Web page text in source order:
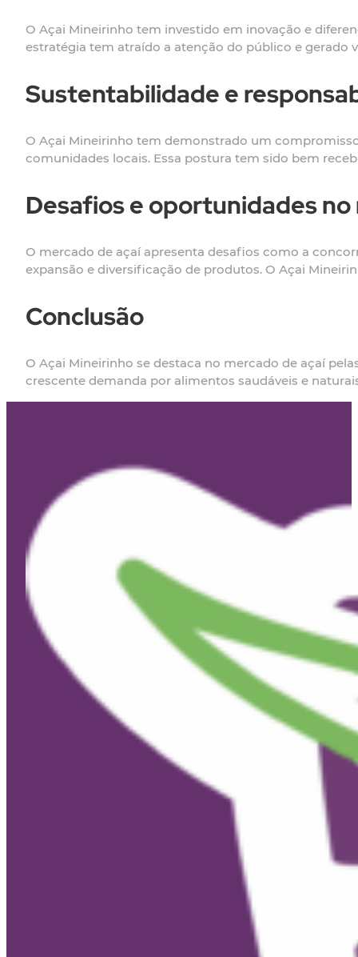
O Açai Mineirinho tem investido em inovação e
estratégia tem atraído a atenção do público e gerado
Sustentabilidade e
O Açai Mineirinho tem demonstrado um
comunidades locais. Essa postura tem sido bem
Desafios e oportunidades
O mercado de açaí apresenta desafios como a
expansão e diversificação de produtos. O Açai
Conclusão
O Açai Mineirinho se destaca no mercado de açaí
crescente demanda por alimentos saudáveis e